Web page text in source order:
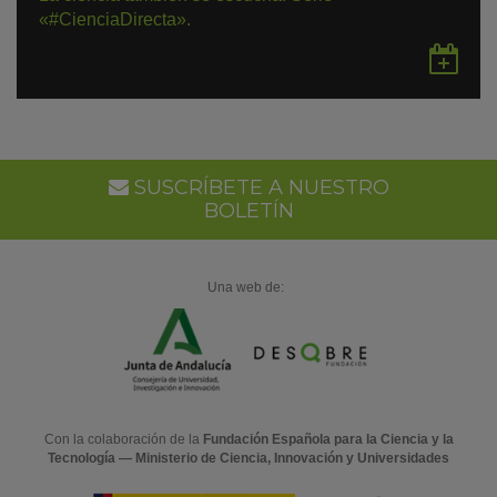
«#CienciaDirecta».
en
SUSCRÍBETE A NUESTRO
BOLETÍN
Una web de:
Con la colaboración de la Fundación Española para la Ciencia y la
Tecnología — Ministerio de Ciencia, Innovación y Universidades